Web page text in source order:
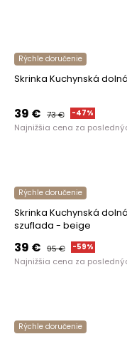
Rýchle doručenie
Skrinka Kuchynská
39 € 73€ -47%
Najnižšia cena za
Rýchle doručenie
Skrinka Kuchynská
szuflada - beige
39 € 95€ -59%
Najnižšia cena za
Rýchle doručenie